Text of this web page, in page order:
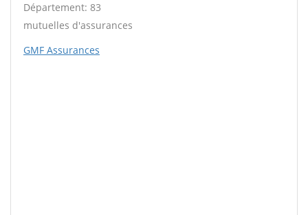
Département: 83
mutuelles d'assurances
GMF Assurances